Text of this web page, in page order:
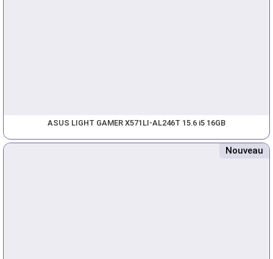
ASUS LIGHT GAMER X571LI-AL246T 15.6 i5 16GB
Nouveau